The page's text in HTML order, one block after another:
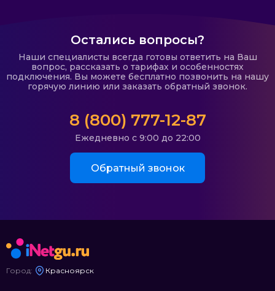
Остались вопросы?
Наши специалисты всегда готовы ответить на Ваш
вопрос, рассказать о тарифах и особенностях
подключения. Вы можете бесплатно позвонить на нашу
горячую линию или заказать обратный звонок.
8 (800) 777-12-87
Ежедневно с 9:00 до 22:00
Обратный звонок
Город: Красноярск